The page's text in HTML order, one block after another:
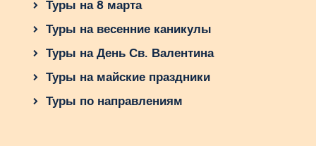
Туры на 8 марта
Туры на весенние каникулы
Туры на День Св. Валентина
Туры на майские праздники
Туры по направлениям